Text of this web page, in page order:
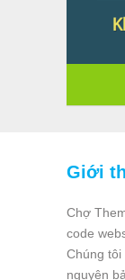
Giới
Chợ
code
Chúng tôi
nguyên